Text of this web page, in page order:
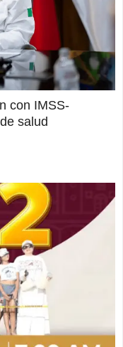
con IMSS-
salud